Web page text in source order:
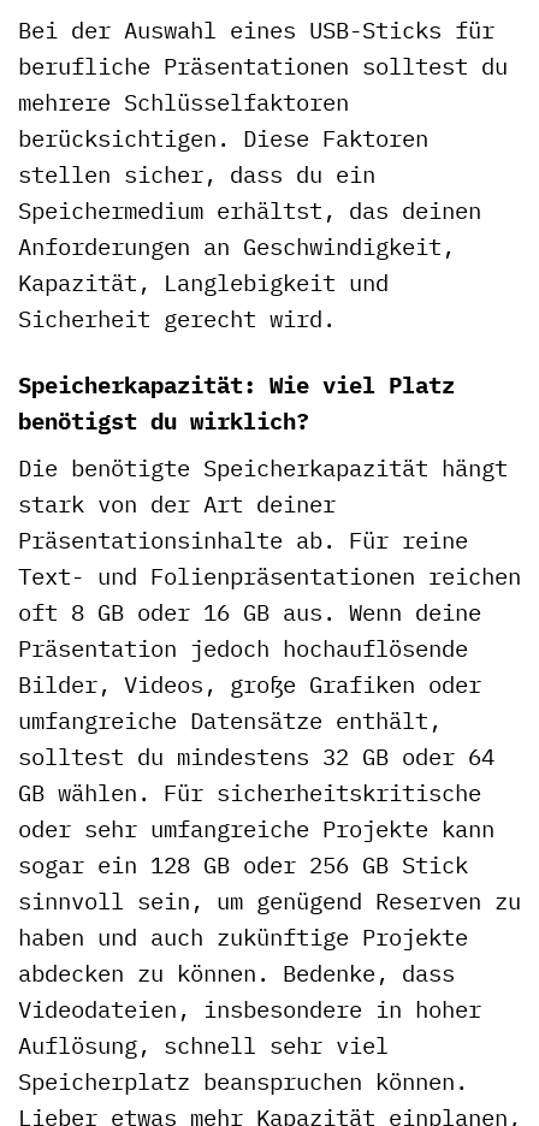
Bei der Auswahl eines USB-Sticks für
berufliche Präsentationen solltest du
mehrere Schlüsselfaktoren
berücksichtigen. Diese Faktoren
stellen sicher, dass du ein
Speichermedium erhältst, das deinen
Anforderungen an Geschwindigkeit,
Kapazität, Langlebigkeit und
Sicherheit gerecht wird.
Speicherkapazität: Wie viel Platz
benötigst du wirklich?
Die benötigte Speicherkapazität hängt
stark von der Art deiner
Präsentationsinhalte ab. Für reine
Text- und Folienpräsentationen reichen
oft 8 GB oder 16 GB aus. Wenn deine
Präsentation jedoch hochauflösende
Bilder, Videos, große Grafiken oder
umfangreiche Datensätze enthält,
solltest du mindestens 32 GB oder 64
GB wählen. Für sicherheitskritische
oder sehr umfangreiche Projekte kann
sogar ein 128 GB oder 256 GB Stick
sinnvoll sein, um genügend Reserven zu
haben und auch zukünftige Projekte
abdecken zu können. Bedenke, dass
Videodateien, insbesondere in hoher
Auflösung, schnell sehr viel
Speicherplatz beanspruchen können.
Lieber etwas mehr Kapazität einplanen,